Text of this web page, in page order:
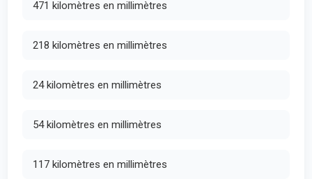
471 kilomètres en millimètres
218 kilomètres en millimètres
24 kilomètres en millimètres
54 kilomètres en millimètres
117 kilomètres en millimètres